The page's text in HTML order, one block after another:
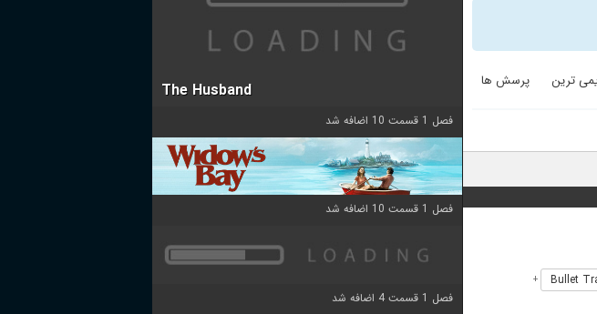
ترین پرسش ها
+
The Husband
فصل 1 قسمت 10 اضافه شد
فصل 1 قسمت 10 اضافه شد
فصل 1 قسمت 4 اضافه شد